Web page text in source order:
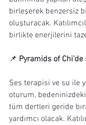
birleşerek benzersiz
oluşturacak.
birlikte enerjilerini
📌 Pyramids of
Ses terapisi ve su ile
oturum,
tüm dertleri geride
yardımcı olacak.